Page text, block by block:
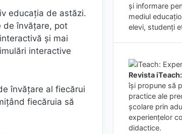
educația de astăzi.
de învățare, pot
și mai
interactive
învățare al fiecărui
fiecăruia să
și informare
mediul
elevi, studenți
Revista
îşi propune să
practice ale
şcolare prin
experienţelor
didactice.